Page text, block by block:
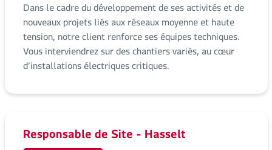
Dans le cadre du développement de ses activités et de
nouveaux projets liés aux réseaux moyenne et haute
tension, notre client renforce ses équipes techniques.
Vous interviendrez sur des chantiers variés, au cœur
d’installations électriques critiques.
Responsable de Site - Hasselt